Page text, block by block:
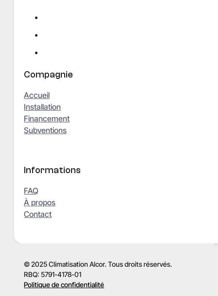
Compagnie
Accueil
Installation
Financement
Subventions
Informations
FAQ
À propos
Contact
© 2025 Climatisation Alcor. Tous droits réservés.
RBQ: 5791-4178-01
Politique de confidentialité